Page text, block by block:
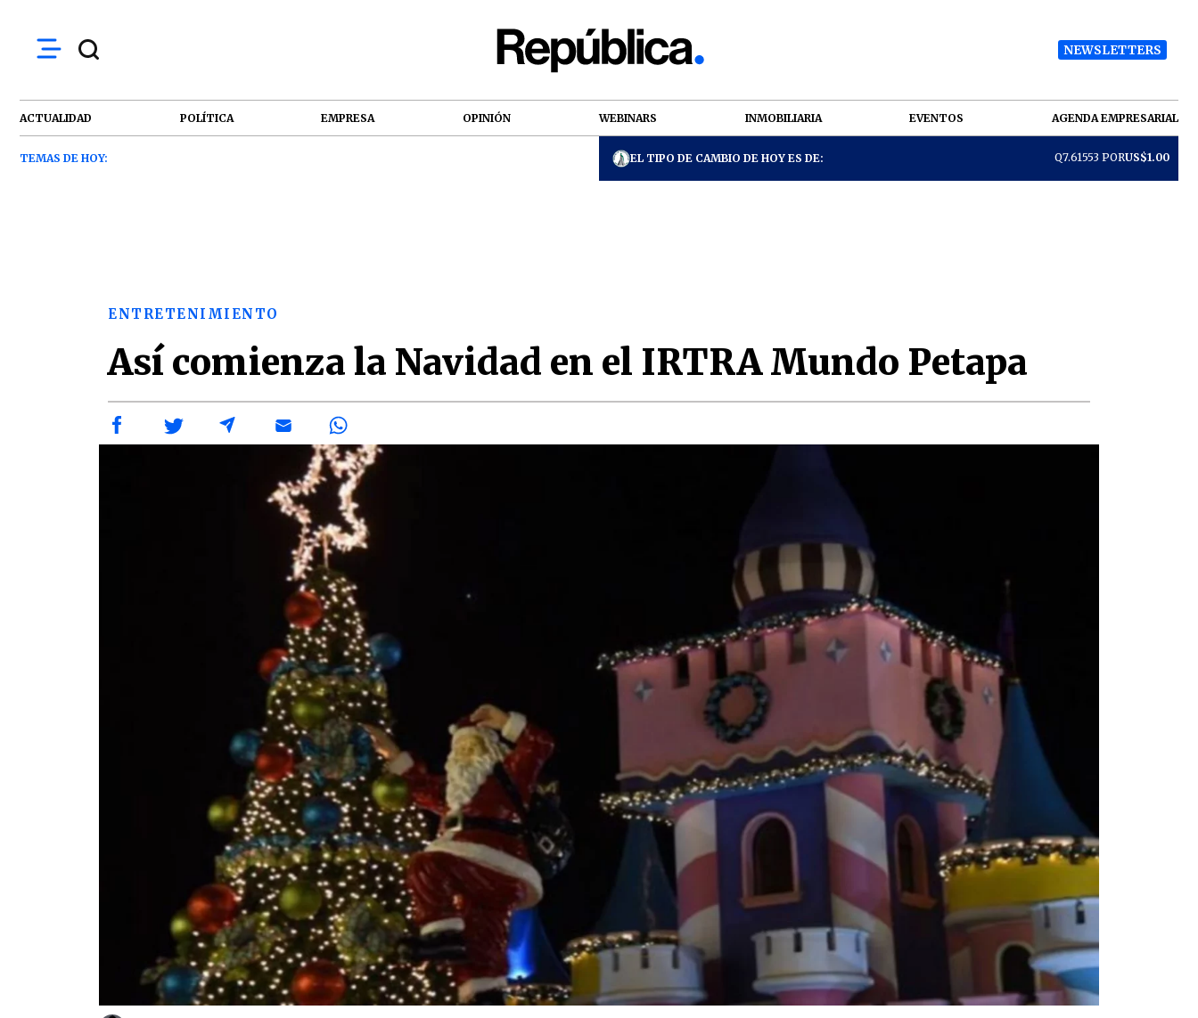
NEWSLETTERS
ACTUALIDAD POLÍTICA EMPRESA OPINIÓN WEBINARS INMOBILIARIA EVENTOS AGENDA EMPRESARIAL
TEMAS DE HOY: EL TIPO DE CAMBIO DE HOY ES DE: Q7.61553 PORUS$1.00
ENTRETENIMIENTO
Así comienza la Navidad en el IRTRA Mundo Petapa